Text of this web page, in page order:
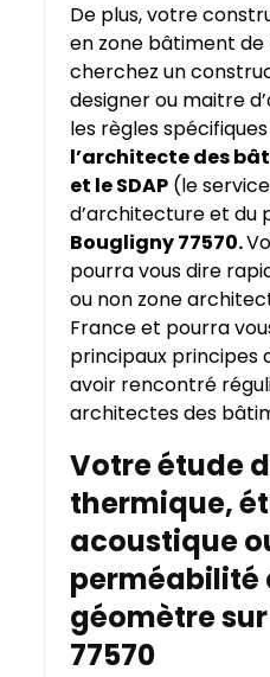
De plus, votre
en zone bâtiment de
cherchez un
designer ou maitre
les règles spécifiques
l’architecte des
et le SDAP (le
d’architecture et du
Bougligny 77570.
pourra vous dire
ou non zone
France et pourra
principaux principes
avoir rencontré
architectes des
Votre étude
thermique,
acoustique
perméabilité
géomètre
77570